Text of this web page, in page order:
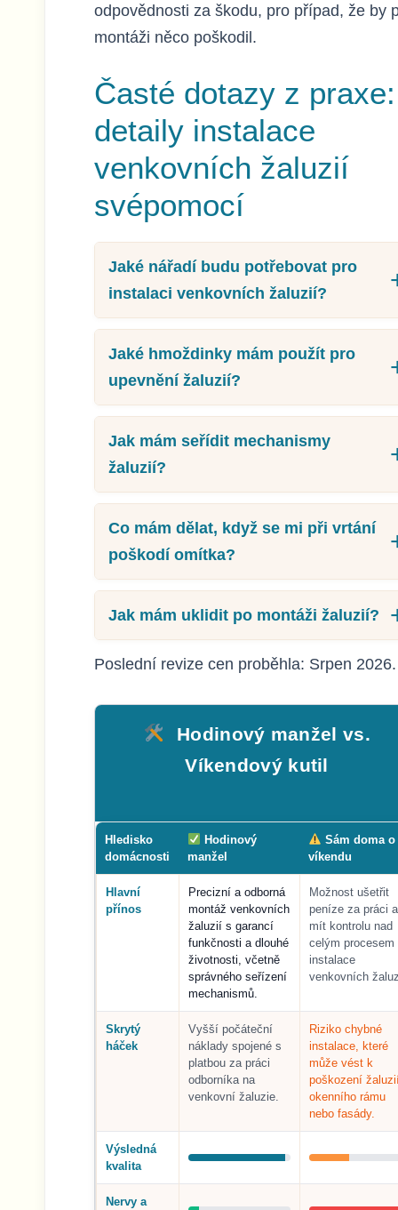
odpovědnosti za škodu, pro případ, že by
montáži něco poškodil.
Časté dotazy z praxe:
detaily instalace
venkovních žaluzií
svépomocí
Jaké nářadí budu potřebovat pro
instalaci venkovních žaluzií?
Jaké hmoždinky mám použít pro
upevnění žaluzií?
Jak mám seřídit mechanismy
žaluzií?
Co mám dělat, když se mi při vrtání
poškodí omítka?
Jak mám uklidit po montáži žaluzií?
Poslední revize cen proběhla: Srpen 2026.
Hodinový manžel vs.
Víkendový kutil
Hledisko
domácnosti
Hodinový
manžel
Sám doma o
víkendu
Hlavní
přínos
Precizní a odborná
montáž venkovních
žaluzií s garancí
funkčnosti a dlouhé
životnosti, včetně
správného seřízení
mechanismů.
Možnost ušetřit
peníze za práci a
mít kontrolu nad
celým procesem
instalace
venkovních
Skrytý
háček
Vyšší počáteční
náklady spojené s
platbou za práci
odborníka na
venkovní žaluzie.
Riziko chybné
instalace, které
může vést k
poškození
okenního rámu
nebo fasády.
Výsledná
kvalita
Nervy a